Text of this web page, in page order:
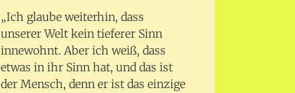
„Ich glaube weiterhin, dass
unserer Welt kein tieferer Sinn
innewohnt. Aber ich weiß, dass
etwas in ihr Sinn hat, und das ist
der Mensch, denn er ist das einzige